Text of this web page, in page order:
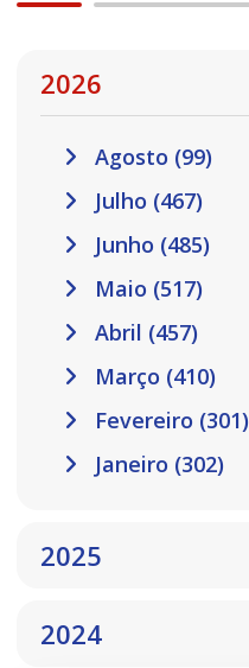
2026
Agosto (99)
Julho (467)
Junho (485)
Maio (517)
Abril (457)
Março (410)
Fevereiro (301)
Janeiro (302)
2025
2024